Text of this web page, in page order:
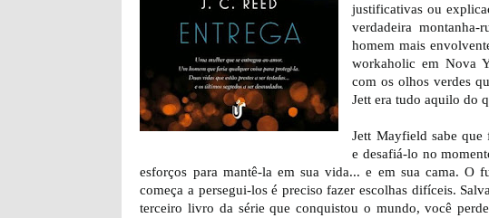
justificativas ou
verdadeira montanha-
homem mais
workaholic em Nova
com os olhos verdes
Jett era tudo aquilo do
Jett Mayfield sabe que
e desafiá-lo no
esforços para mantê-la em sua vida... e em sua cama. O
começa a persegui-los é preciso fazer escolhas difíceis.
terceiro livro da série que conquistou o mundo, você